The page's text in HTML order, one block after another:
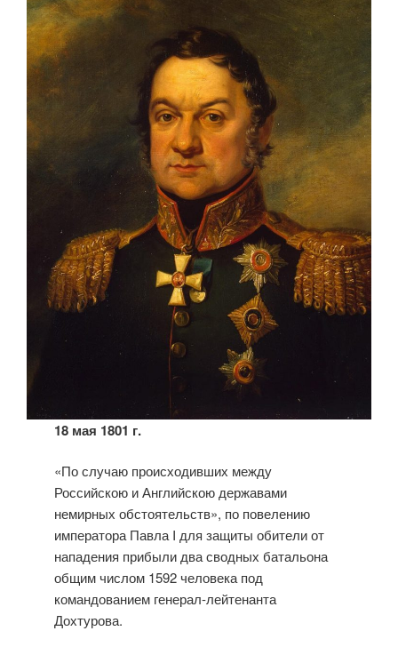
18 мая 1801 г.
«По случаю происходивших между
Российскою и Английскою державами
немирных обстоятельств», по повелению
императора Павла I для защиты обители от
нападения прибыли два сводных батальона
общим числом 1592 человека под
командованием генерал-лейтенанта
Дохтурова.